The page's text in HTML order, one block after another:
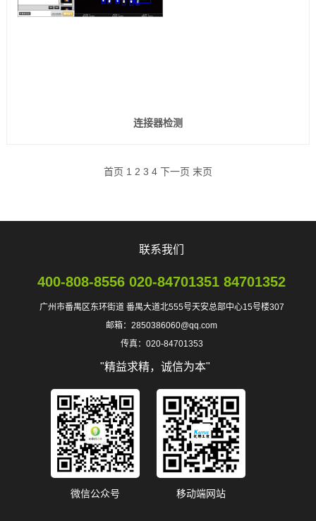
连接器检测
首页 1 2 3 4 下一页 末页
联系我们
400-808-8556 020-84701351 84701352
广州市番禺区东环街道 番禺大道北555号天安总部中心15号楼307
邮箱：2850386060@qq.com
传真：020-84701353
"精益求精，诚信为本"
微信公众号 移动端网站